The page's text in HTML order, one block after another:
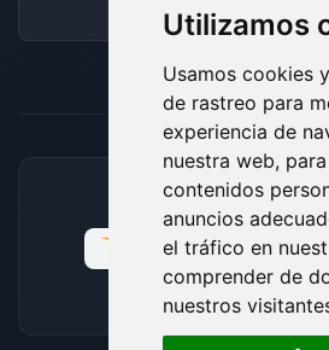
Utilizamos
Usamos cookies
de rastreo para
experiencia de
nuestra web,
contenidos
anuncios
el tráfico en
comprender de
nuestros
Foro
MÉTODOS DE PAGO